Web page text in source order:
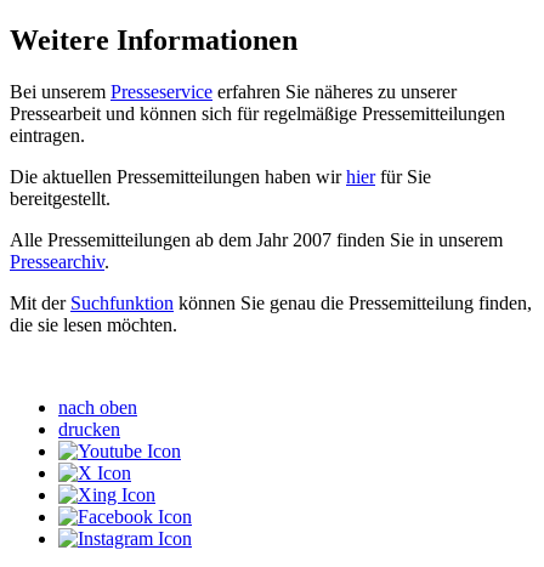
Weitere Informationen
Bei unserem Presseservice erfahren Sie näheres zu unserer
Pressearbeit und können sich für regelmäßige Pressemitteilungen
eintragen.
Die aktuellen Pressemitteilungen haben wirhierfür Sie
bereitgestellt.
Alle Pressemitteilungen ab dem Jahr 2007 finden Sie in unserem
Pressearchiv.
Mit der Suchfunktion können Sie genau die Pressemitteilung finden,
die sie lesen möchten.
nach oben
drucken